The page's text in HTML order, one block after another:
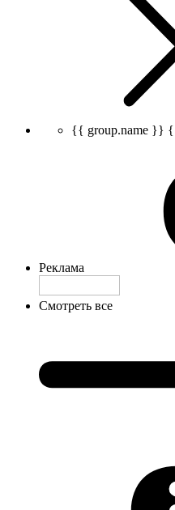
{{ group.name }}
Реклама
Смотреть все